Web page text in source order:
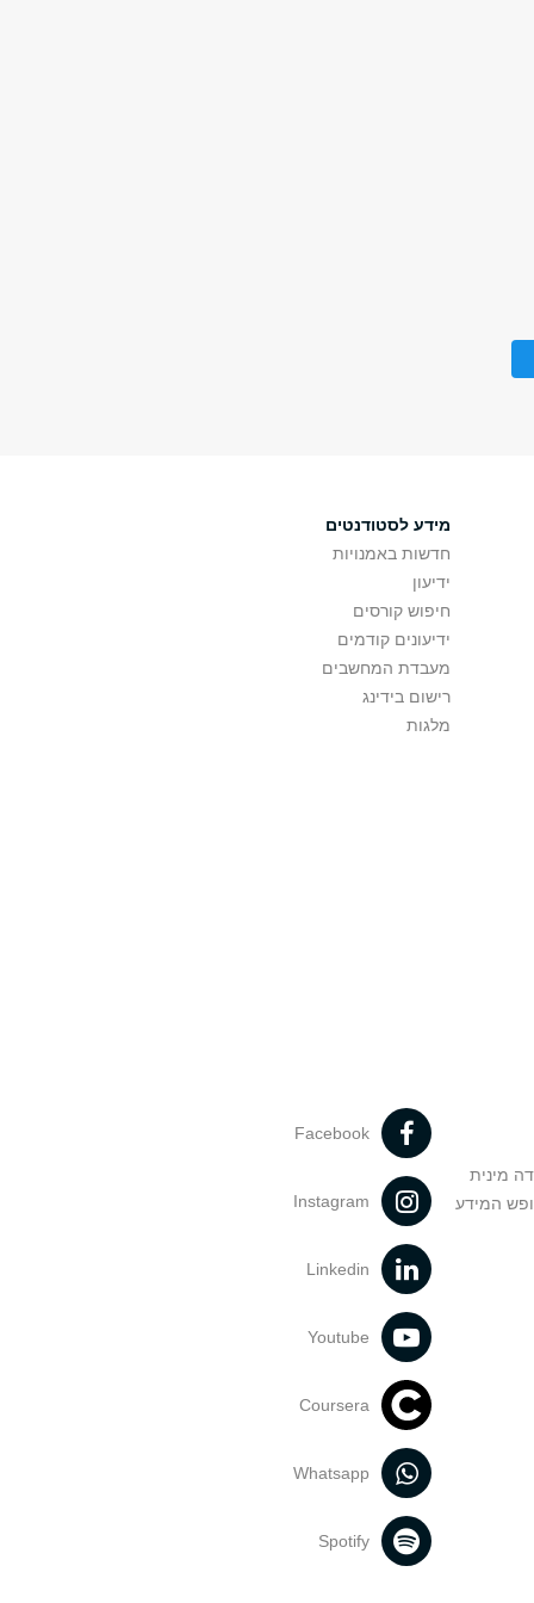
מידע לסטודנטים
חדשות באמנויות
ידיעון
חיפוש קורסים
ידיעונים קודמים
מעבדת המחשבים
רישום בידינג
מלגות
מינית
המידע
Facebook
Instagram
Linkedin
Youtube
Coursera
Whatsapp
Spotify